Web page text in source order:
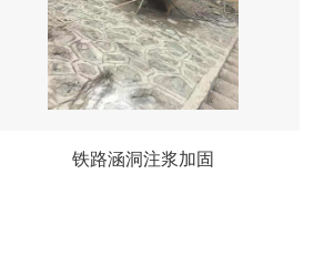
铁路涵洞注浆加固